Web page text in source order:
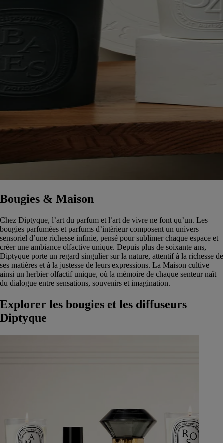
Bougies & Maison
Chez Diptyque, l’art du parfum et l’art de vivre ne font qu’un. Les
bougies parfumées et parfums d’intérieur composent un univers
sensoriel d’une richesse infinie, pensé pour sublimer chaque espace et
créer une ambiance olfactive unique. Depuis plus de soixante ans,
Diptyque porte un regard singulier sur la nature, attentif à la richesse de
ses matières et à la justesse de leurs expressions. La Maison cultive
ainsi un herbier olfactif unique, où la mémoire de chaque senteur naît
du dialogue entre sensations, souvenirs et imagination.
Explorer les bougies et les diffuseurs
Diptyque